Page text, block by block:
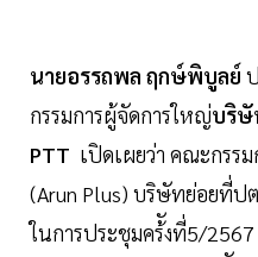
นายอรรถพล ฤกษ์พิบูลย์
กรรมการผู้จัดการใหญ่บริ
PTT เปิดเผยว่า คณะกรร
(Arun Plus) บริษัทย่อยที่ป
ในการประชุมคร้ังที่5/